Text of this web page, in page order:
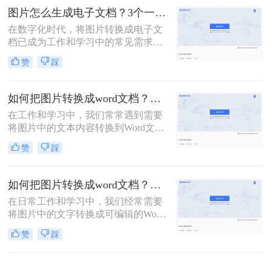
本文将介绍几种将图片转文字并弄成
Word文档的方法，帮助您轻松实现这
一操作。
图片怎么生成电子文档？3个一看就会的方法！
在数字化时代，将图片转换成电子文
档已成为工作和学习中的常见需求。
无论是为了整理笔记、保存资料还是
共享文档，将图片转换为电子版都是
生成电子文档呢？本文将为你介绍三
种简单实用的方法，让你轻松将图片
转换成电子文档，提高工作效率。
赞 踩
如何把图片转换成word文档？来试试这三种方法吧！
在工作和学习中，我们常常遇到需要
将图片中的文本内容转换到Word文档
中的情况，例如从扫描件提取文字、
整理笔记或是重新编辑印刷材料。那
文将向您介绍几种有效的方法，帮助
您轻松实现这一目标。
赞 踩
如何把图片转换成word文档？这三个方法可以学习一下！
在日常工作和学习中，我们经常需要
将图片中的文字转换成可编辑的Word
文档格式，以便进行进一步的编辑和
整理。那么如何把图片转换成word文
赞 踩